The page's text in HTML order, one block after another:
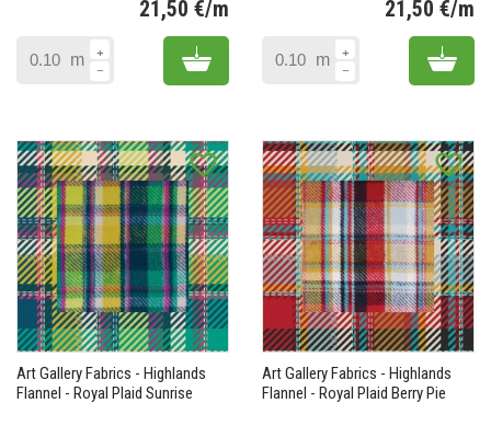
21,50 €/m
m Add to cart
21,50 €/m
m Add
favorite_border
Art Gallery Fabrics - Highlands
Flannel - Royal Plaid Sunrise
favorite_border
Art Gallery Fabrics - Highlands
Flannel - Royal Plaid Berry Pie